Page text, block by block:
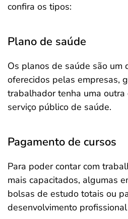
confira os tipos:
Plano de saúde
Os planos de saúde são um
oferecidos pelas empresas,
trabalhador tenha uma
serviço público de saúde.
Pagamento de cursos
Para poder contar com
mais capacitados, algumas
bolsas de estudo totais ou
desenvolvimento